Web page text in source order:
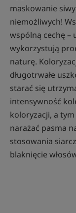
maskowanie
niemożliwych!
wspólną cechę –
wykorzystują
naturę.
długotrwałe
starać się
intensywność
koloryzacji, a
narażać pasma
stosowania
blaknięcie